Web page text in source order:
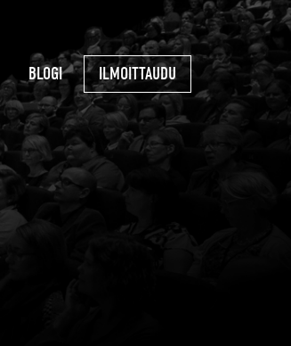
BLOGI ILMOITTAUDU